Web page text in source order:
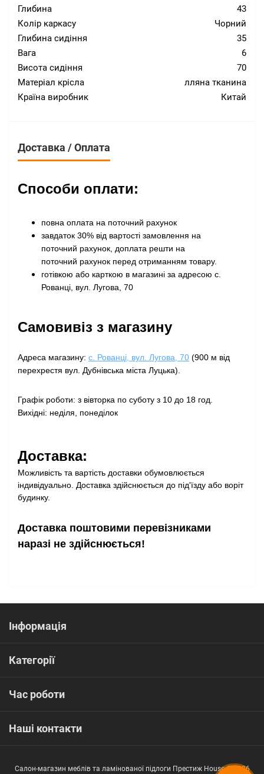
Глибина
43
Колір каркасу
Чорний
Глибина сидіння
35
Вага
6
Висота сидіння
70
Матеріал крісла
лляна тканина
Країна виробник
Китай
Доставка / Оплата
Способи оплати:
повна оплата на поточний рахунок
завдаток 30% від вартості замовлення на
поточний рахунок, доплата решти на
поточний рахунок перед отриманням товару.
готівкою або карткою в магазині за адресою с.
Рованці, вул. Лугова, 70
Самовивіз з магазину
Адреса магазину: с. Рованці, вул. Лугова, 70 (900 м від
перехрестя вул. Дубнівська міста Луцька).
Графік роботи: з вівторка по суботу з 10 до 18 год.
Вихідні: неділя, понеділок
Доставка:
Можливість та вартість доставки обумовлюється
індивідуально. Доставка здійснюється до під'їзду або воріт
будинку.
Доставка поштовими перевізниками
наразі не здійснюється!
Інформація
Категорії
Час роботи
Наші контакти
Салон-магазин меблів та ламінованої підлоги Престиж House © 2026